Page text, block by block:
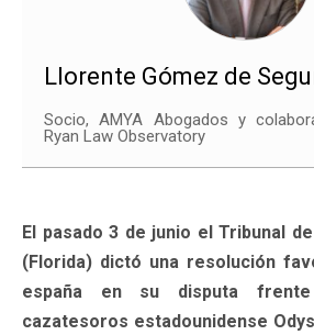
Llorente Gómez de
Socio, AMYA Abogados y
Ryan Law Observatory
El pasado 3 de junio el Tribunal
(Florida) dictó una resolución
españa en su disputa
cazatesoros estadounidense